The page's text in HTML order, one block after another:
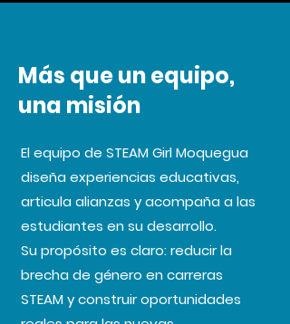
Más que un equipo,
una misión
El equipo de STEAM Girl Moquegua
diseña experiencias educativas,
articula alianzas y acompaña a las
estudiantes en su desarrollo.
Su propósito es claro: reducir la
brecha de género en carreras
STEAM y construir oportunidades